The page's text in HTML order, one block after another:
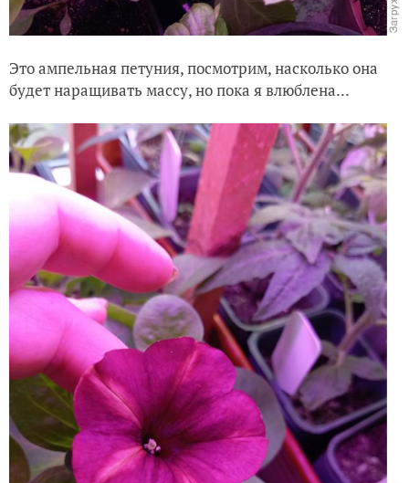
Это ампельная петуния, посмотрим, насколько она
будет наращивать массу, но пока я влюблена...